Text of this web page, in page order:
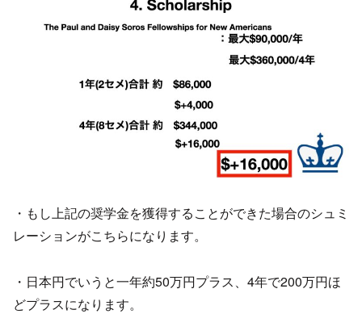
・もし上記の奨学金を獲得することができた場合のシュミ
レーションがこちらになります。
・日本円でいうと一年約50万円プラス、4年で200万円ほ
どプラスになります。